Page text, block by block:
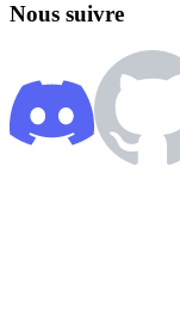
Nous suivre